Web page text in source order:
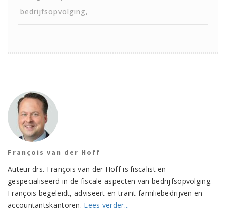
bedrijfsopvolging
François van der Hoff
Auteur drs. François van der Hoff is fiscalist en
gespecialiseerd in de fiscale aspecten van bedrijfsopvolging.
François begeleidt, adviseert en traint familiebedrijven en
accountantskantoren. Lees verder...